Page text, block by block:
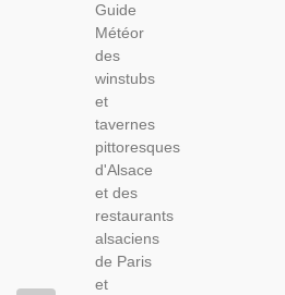
Et
Tavernes
Pittoresques
D'Alsace,
1983 -
Restaurants,
Cuisine
Régionale,
Tourisme,
Bière,
Vins,
Guide
Météor
des
winstubs
et
tavernes
pittoresques
d'Alsace
et des
restaurants
alsaciens
de Paris
et